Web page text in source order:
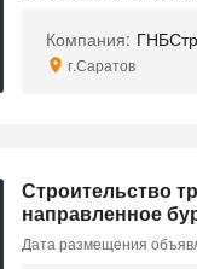
Компания:
г.Саратов
Строительство
направленное
Дата размещения